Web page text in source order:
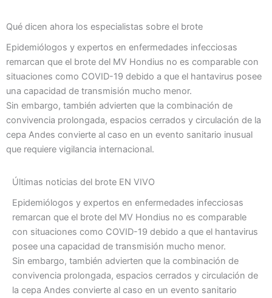
Qué dicen ahora los especialistas sobre el brote
Epidemiólogos y expertos en enfermedades infecciosas
remarcan que el brote del MV Hondius no es comparable con
situaciones como COVID-19 debido a que el hantavirus posee
una capacidad de transmisión mucho menor.
Sin embargo, también advierten que la combinación de
convivencia prolongada, espacios cerrados y circulación de la
cepa Andes convierte al caso en un evento sanitario inusual
que requiere vigilancia internacional.
Últimas noticias del brote EN VIVO
Epidemiólogos y expertos en enfermedades infecciosas
remarcan que el brote del MV Hondius no es comparable
con situaciones como COVID-19 debido a que el hantavirus
posee una capacidad de transmisión mucho menor.
Sin embargo, también advierten que la combinación de
convivencia prolongada, espacios cerrados y circulación de
la cepa Andes convierte al caso en un evento sanitario